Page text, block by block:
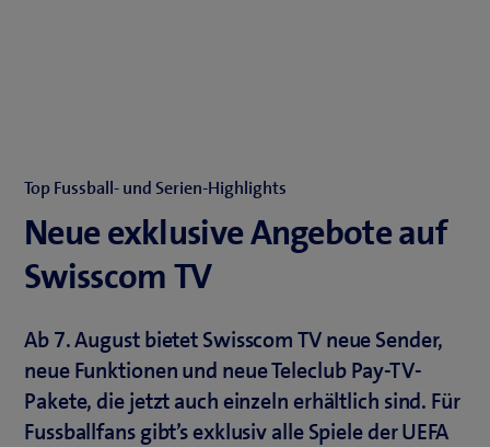
Top Fussball- und Serien-Highlights
Neue exklusive Angebote auf
Swisscom TV
Ab 7. August bietet Swisscom TV neue Sender,
neue Funktionen und neue Teleclub Pay-TV-
Pakete, die jetzt auch einzeln erhältlich sind. Für
Fussballfans gibt’s exklusiv alle Spiele der UEFA